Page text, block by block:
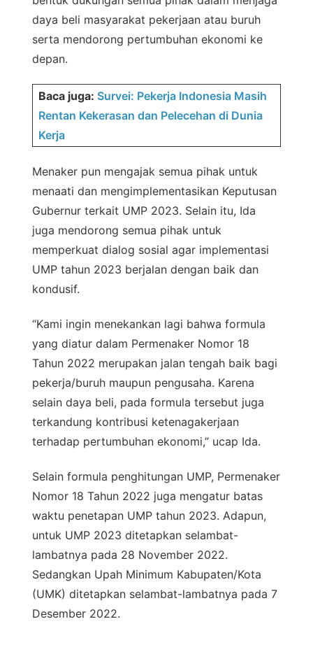
daya beli masyarakat pekerjaan atau buruh
serta mendorong pertumbuhan ekonomi ke
depan.
Baca juga: Survei: Pekerja Indonesia Masih
Rentan Kekerasan dan Pelecehan di Dunia
Kerja
Menaker pun mengajak semua pihak untuk
menaati dan mengimplementasikan Keputusan
Gubernur terkait UMP 2023. Selain itu, Ida
juga mendorong semua pihak untuk
memperkuat dialog sosial agar implementasi
UMP tahun 2023 berjalan dengan baik dan
kondusif.
“Kami ingin menekankan lagi bahwa formula
yang diatur dalam Permenaker Nomor 18
Tahun 2022 merupakan jalan tengah baik bagi
pekerja/buruh maupun pengusaha. Karena
selain daya beli, pada formula tersebut juga
terkandung kontribusi ketenagakerjaan
terhadap pertumbuhan ekonomi,” ucap Ida.
Selain formula penghitungan UMP, Permenaker
Nomor 18 Tahun 2022 juga mengatur batas
waktu penetapan UMP tahun 2023. Adapun,
untuk UMP 2023 ditetapkan selambat-
lambatnya pada 28 November 2022.
Sedangkan Upah Minimum Kabupaten/Kota
(UMK) ditetapkan selambat-lambatnya pada 7
Desember 2022.